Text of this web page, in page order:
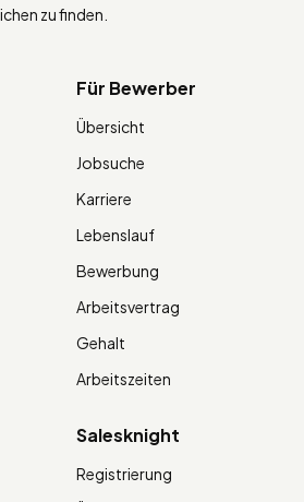
zu finden.
Für Bewerber
Übersicht
Jobsuche
Karriere
Lebenslauf
Bewerbung
Arbeitsvertrag
Gehalt
Arbeitszeiten
Salesknight
Registrierung